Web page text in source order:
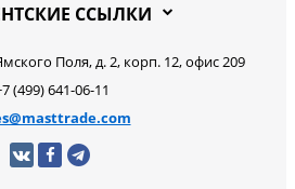
ССЫЛКИ
Поля, д. 2, корп. 12, офис 209
(499) 641-06-11